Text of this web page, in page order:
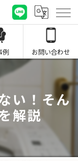
例 お問い合わせ
い！そん
解説